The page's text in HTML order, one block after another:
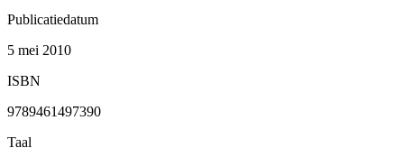
Publicatiedatum
5 mei 2010
ISBN
9789461497390
Taal